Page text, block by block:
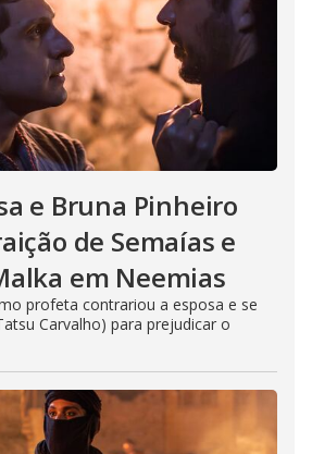
e Bruna Pinheiro
de Semaías e
em Neemias
profeta contrariou a esposa e se
Carvalho) para prejudicar o